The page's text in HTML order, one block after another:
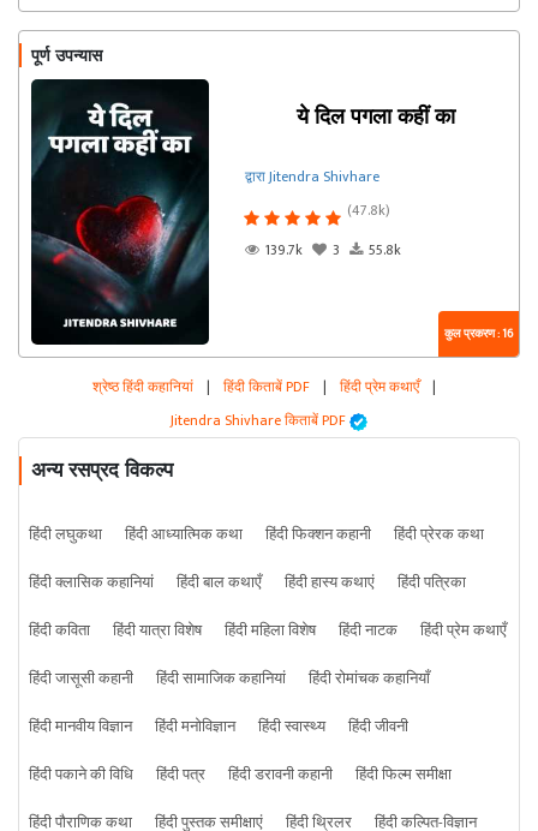
पूर्ण उपन्यास
ये दिल पगला कहीं का
द्वारा Jitendra Shivhare
(47.8k)
139.7k
3 55.8k
कुल प्रकरण : 16
श्रेष्ठ हिंदी कहानियां | हिंदी किताबें PDF | हिंदी प्रेम कथाएँ |
Jitendra Shivhare किताबें PDF
अन्य रसप्रद विकल्प
हिंदी लघुकथा हिंदी आध्यात्मिक कथा हिंदी फिक्शन कहानी
हिंदी प्रेरक कथा
हिंदी क्लासिक कहानियां
हिंदी बाल कथाएँ हिंदी हास्य कथाएं
हिंदी पत्रिका
हिंदी कविता
हिंदी यात्रा विशेष हिंदी महिला विशेष हिंदी नाटक
हिंदी प्रेम कथाएँ
हिंदी जासूसी कहानी
हिंदी सामाजिक कहानियां
हिंदी रोमांचक कहानियाँ
हिंदी मानवीय विज्ञान
हिंदी मनोविज्ञान हिंदी स्वास्थ्य
हिंदी जीवनी
हिंदी पकाने की विधि
हिंदी पत्र हिंदी डरावनी कहानी
हिंदी फिल्म समीक्षा
हिंदी पौराणिक कथा
हिंदी पुस्तक समीक्षाएं हिंदी थ्रिलर हिंदी कल्पित-विज्ञान